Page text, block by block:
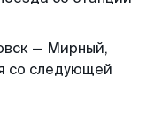
— Мирный,
со следующей